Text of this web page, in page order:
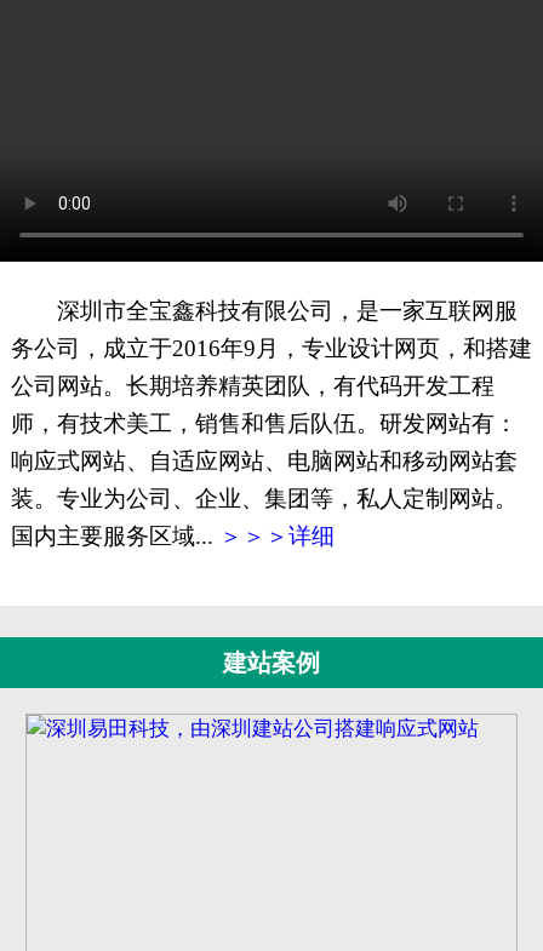
XML地图
深圳市全宝鑫科技有限公司，是一家互联网服
务公司，成立于2016年9月，专业设计网页，和搭建
公司网站。长期培养精英团队，有代码开发工程
师，有技术美工，销售和售后队伍。研发网站有：
响应式网站、自适应网站、电脑网站和移动网站套
装。专业为公司、企业、集团等，私人定制网站。
国内主要服务区域... ＞＞＞详细
建站案例